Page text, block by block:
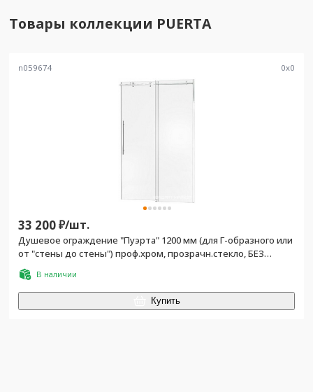
Товары коллекции PUERTA
n059674 0x0
33 200₽/шт.
Душевое ограждение "Пуэрта" 1200 мм (для Г-образного или
от "стены до стены") проф.хром, прозрачн.стекло, БЕЗ
поддона, БЕЗ боковой части
В наличии
Купить